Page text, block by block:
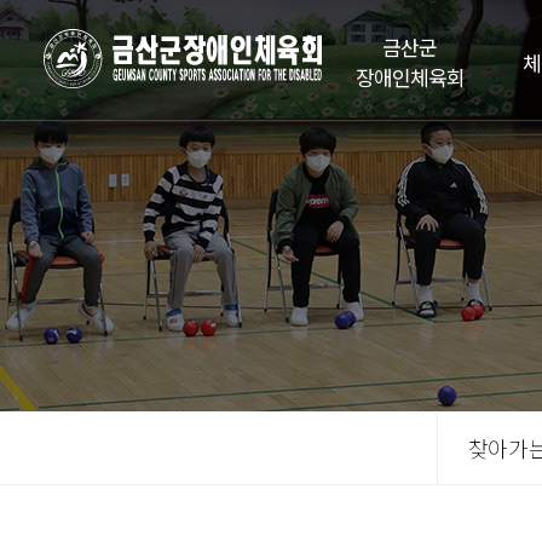
금산군
장애인체육회
찾아가